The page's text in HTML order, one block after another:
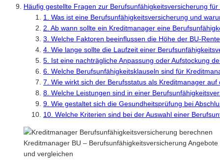
Häufig gestellte Fragen zur Berufsunfähigkeitsversicherung
1. Was ist eine Berufsunfähigkeitsversicherung und
2. Ab wann sollte ein Kreditmanager eine
3. Welche Faktoren beeinflussen die Höhe der BU-
4. Wie lange sollte die Laufzeit einer
5. Ist eine nachträgliche Anpassung oder Aufstockung
6. Welche Berufsunfähigkeitsklauseln sind für
7. Wie wirkt sich der Berufsstatus als Kreditmanager
8. Welche Leistungen sind in einer
9. Wie gestaltet sich die Gesundheitsprüfung bei
10. Welche Kriterien sind bei der Auswahl einer
Kreditmanager BU – Berufsunfähigkeitsversicherung
und vergleichen